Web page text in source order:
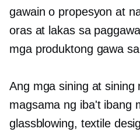
gawain o propesyon at
oras at lakas sa paggawa
mga produktong gawa
Ang mga sining at sining
magsama ng iba't ibang
glassblowing, textile